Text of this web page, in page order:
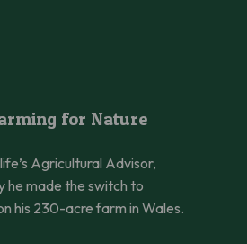
for Nature
Agricultural Advisor,
he made the switch to
his 230-acre farm in Wales.